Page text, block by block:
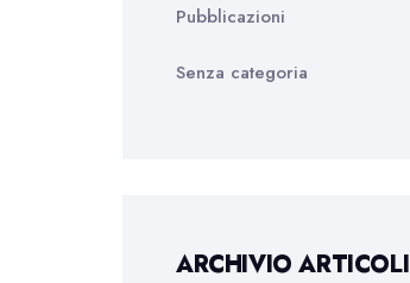
Pubblicazioni
Senza categoria
ARCHIVIO ARTICOLI